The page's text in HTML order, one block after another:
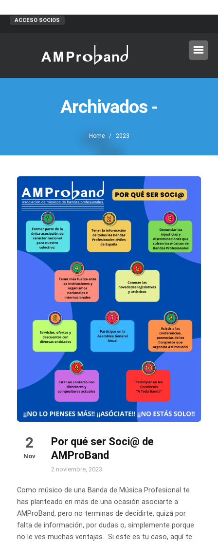
ACCESO SOCIOS
Archivados -
Home/ 2023
2
Nov
Por qué ser Soci@ de
AMProBand
2 noviembre, 2023
Como músico de una Banda de Música Profesional te
has planteado en más de una ocasión asociarte a
AMProBand, pero no terminas de decidirte, quizá por
falta de información, por dudas o, simplemente porque
no le ves muchas ventajas. Si este es tu caso, aquí te